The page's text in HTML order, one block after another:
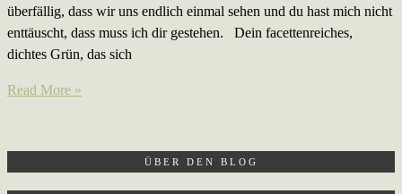
überfällig, dass wir uns endlich einmal sehen und du hast mich nicht
enttäuscht, dass muss ich dir gestehen. Dein facettenreiches,
dichtes Grün, das sich
Read More »
ÜBER DEN BLOG